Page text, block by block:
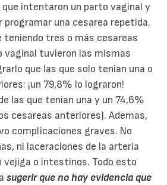
intentaron un parto vaginal y
programar una cesarea repetida.
teniendo tres o más cesareas
vaginal tuvieron las mismas
que las que solo tenian una o
¡un 79,8% lo lograron!
las que tenían una y un 74,6%
cesareas anteriores). Ademas,
complicaciones graves. No
ni laceraciones de la arteria
vejiga o intestinos. Todo esto
sugerir que no hay evidencia que